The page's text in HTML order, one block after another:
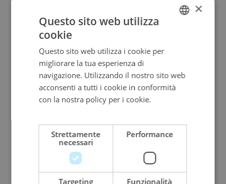
fiore, rombo, una cascata di codici simbolici declinata
in una collezione di gioielli esclusivi. Solido come uno
scudo, delicato come un fiore, splendente come il
sole. Eterno come un'Eco. I gioielli firmati Echo
Palumbo & Gigante sono la scelta perfetta per
celebrare e suggellare un ricordo indelebile che torna
sempre nel tempo come un'eco.
×
Questo sito web utilizza
cookie
Questo sito web utilizza i cookie per
migliorare la tua esperienza di
navigazione. Utilizzando il nostro sito web
acconsenti a tutti i cookie in conformità
con la nostra policy per i cookie.
Strettamente
necessari
Performance
Targeting Funzionalità